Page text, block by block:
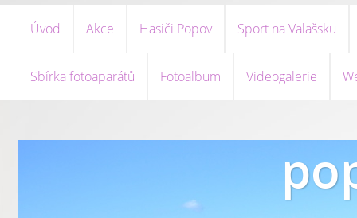
Úvod Akce Hasiči Popov Sport na Valašsku
Sbírka fotoaparátů Fotoalbum Videogalerie